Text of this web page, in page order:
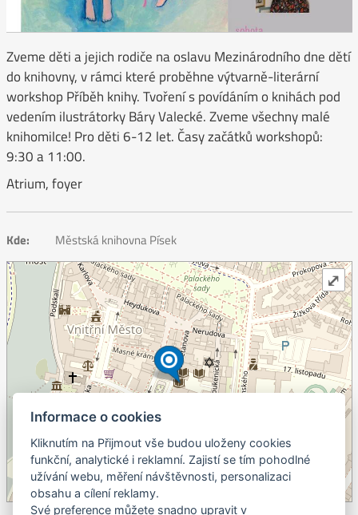
Zveme děti a jejich rodiče na oslavu Mezinárodního dne dětí
do knihovny, v rámci které proběhne výtvarně-literární
workshop Příběh knihy. Tvoření s povídáním o knihách pod
vedením ilustrátorky Báry Valecké. Zveme všechny malé
knihomilce! Pro děti 6-12 let. Časy začátků workshopů:
9:30 a 11:00.
Atrium, foyer
Kde: Městská knihovna Písek
©OpenStreetMapcontributors.
⤢
Informace o cookies
Kliknutím na Přijmout vše budou uloženy cookies
funkční, analytické i reklamní. Zajistí se tím pohodlné
užívání webu, měření návštěvnosti, personalizaci
obsahu a cílení reklamy.
Své preference můžete snadno upravit v